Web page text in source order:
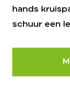
hands
schuur een